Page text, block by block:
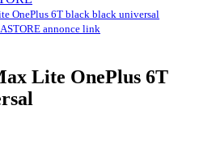
OnePlus 6T black black universal
annonce link
Lite OnePlus 6T